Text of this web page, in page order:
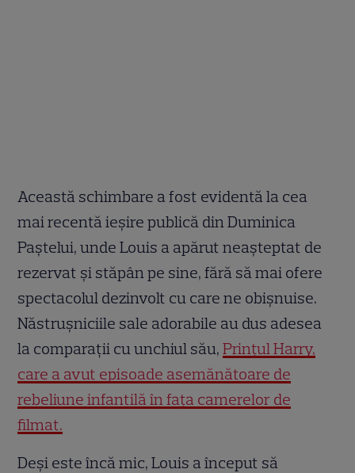
Această schimbare a fost evidentă la cea
mai recentă ieșire publică din Duminica
Paștelui, unde Louis a apărut neașteptat de
rezervat și stăpân pe sine, fără să mai ofere
spectacolul dezinvolt cu care ne obișnuise.
Năstrușniciile sale adorabile au dus adesea
la comparații cu unchiul său,Prințul Harry,
care a avut episoade asemănătoare de
rebeliune infantilă în fața camerelor de
filmat.
Deși este încă mic, Louis a început să